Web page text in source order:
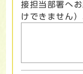
接担当部署へ
けできません）